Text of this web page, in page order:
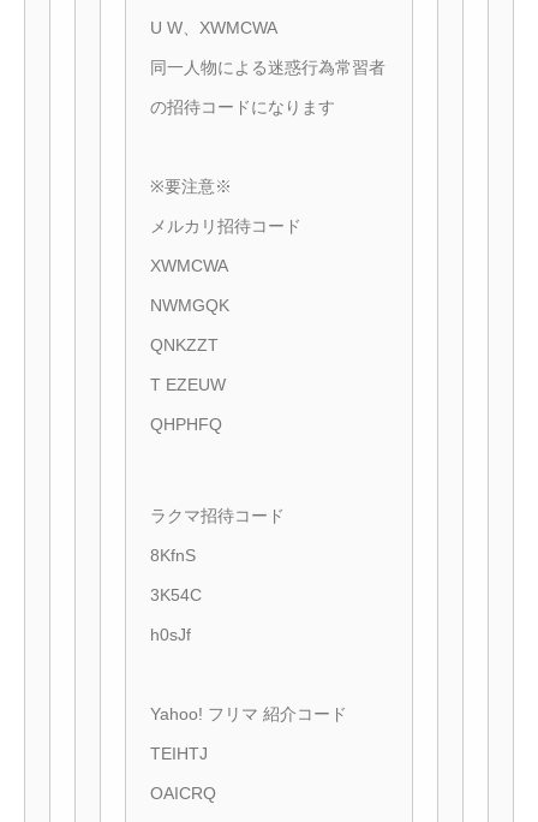
U W、XWMCWA
同一人物による迷惑行為常習者
の招待コードになります
※要注意※
メルカリ招待コード
XWMCWA
NWMGQK
QNKZZT
T EZEUW
QHPHFQ
ラクマ招待コード
8KfnS
3K54C
h0sJf
Yahoo! フリマ 紹介コード
TEIHTJ
OAICRQ